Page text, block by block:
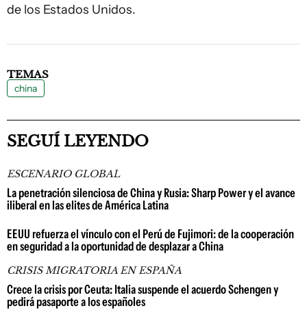
de los Estados Unidos.
TEMAS
china
SEGUÍ LEYENDO
ESCENARIO GLOBAL
La penetración silenciosa de China y Rusia: Sharp Power y el avance
iliberal en las elites de América Latina
EEUU refuerza el vínculo con el Perú de Fujimori: de la cooperación
en seguridad a la oportunidad de desplazar a China
CRISIS MIGRATORIA EN ESPAÑA
Crece la crisis por Ceuta: Italia suspende el acuerdo Schengen y
pedirá pasaporte a los españoles